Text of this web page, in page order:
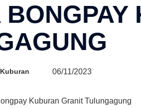
06/11/2023